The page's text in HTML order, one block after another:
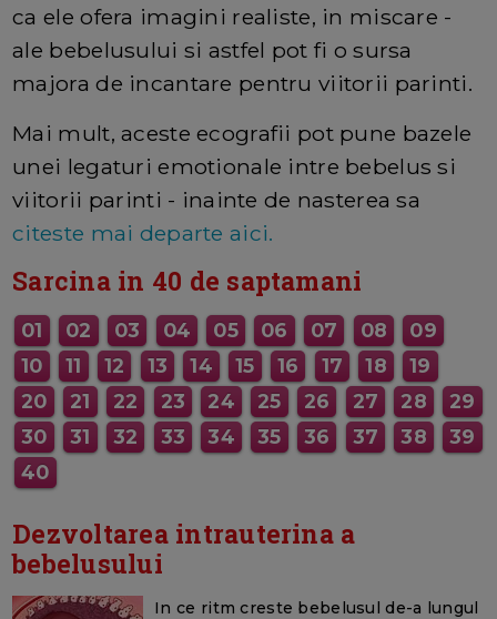
ca ele ofera imagini realiste, in miscare -
ale bebelusului si astfel pot fi o sursa
majora de incantare pentru viitorii parinti.
Mai mult, aceste ecografii pot pune bazele
unei legaturi emotionale intre bebelus si
viitorii parinti - inainte de nasterea sa
citeste mai departe aici.
Sarcina in 40 de saptamani
01 02 03 04 05 06 07 08
09
10
11 12 13 14 15 16 17 18
19
20
21 22 23 24 25 26 27 28
29
30
31 32 33 34 35 36 37 38
39
40
Dezvoltarea intrauterina a
bebelusului
In ce ritm creste bebelusul de-a lungul